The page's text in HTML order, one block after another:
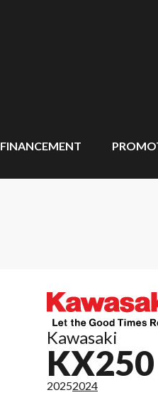
FINANCEMENT
Kawasaki
20252024